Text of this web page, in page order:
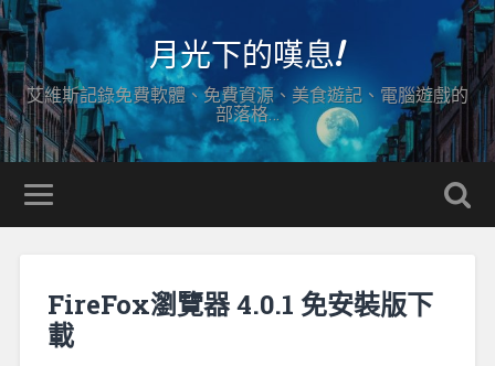
月光下的嘆息!
艾維斯記錄免費軟體、免費資源、美食遊記、電腦遊戲的
部落格…
FireFox瀏覽器 4.0.1 免安裝版下
載